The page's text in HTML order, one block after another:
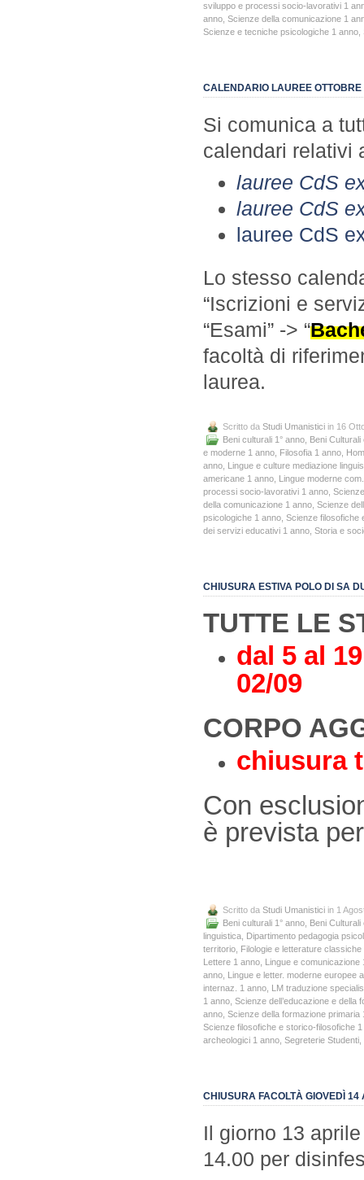
sviluppo e processi socio-lavorativi 1
anno, Scienze della comunicazione 1
Scienze e tecniche psicologiche 1 anno,
CALENDARIO LAUREE OTTOBRE
Si comunica a
calendari relativi
lauree CdS
lauree CdS
lauree CdS
Lo stesso
“Iscrizioni e
“Esami” -> “
facoltà di
laurea.
Scritto da Studi Umanistici in 16
Beni culturali 1° anno Beni
e moderne 1 anno Filosofia 1 anno
anno Lingue e culture mediazione
americane 1 anno Lingue moderne
processi socio-lavorativi 1 anno
della comunicazione 1 anno Scienze
psicologiche 1 anno Scienze filosofiche
dei servizi educativi 1 anno Storia e
CHIUSURA ESTIVA POLO DI SA
TUTTE LE
dal 5 al
02/09
CORPO
chiusura
Con
è prevista
Scritto da Studi Umanistici in 1
Beni culturali 1° anno Beni
linguistica Dipartimento pedagogia
territorio Filologie e letterature
Lettere 1 anno Lingue e comunicazione
anno Lingue e letter. moderne europee
internaz. 1 anno LM traduzione
1 anno Scienze dell’educazione e della
anno Scienze della formazione primaria
Scienze filosofiche e storico-filosofiche 1
archeologici 1 anno Segreterie Studenti
CHIUSURA FACOLTÀ GIOVEDÌ 14
Il giorno 13
14.00 per